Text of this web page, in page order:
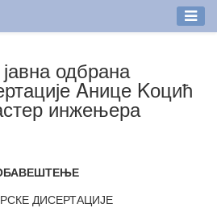
одбрана
Aнице Kоцић
инжењера
ДИСЕРТАЦИЈЕ